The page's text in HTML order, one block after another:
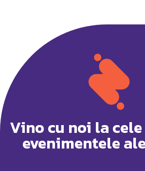
Vino cu noi la
evenimentele